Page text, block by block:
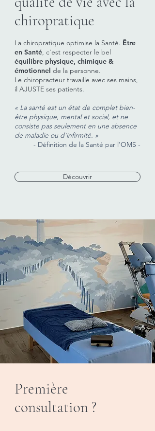
chiropratique
La chiropratique optimise la Santé. Être
en Santé, c'est respecter le bel
équilibre physique, chimique &
émotionnel de la personne.
Le chiropracteur travaille avec ses mains,
il AJUSTE ses patients.
« La santé est un état de complet bien-
être physique, mental et social, et ne
consiste pas seulement en une absence
de maladie ou d'infirmité. »
- Définition de la Santé par l'OMS -
Découvrir
Première
consultation ?